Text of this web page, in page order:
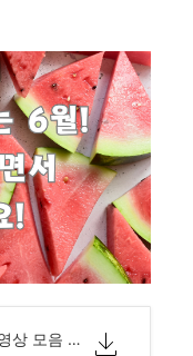
7 6월 인사말 문구 이미지 영상 모음 문자 안부.png